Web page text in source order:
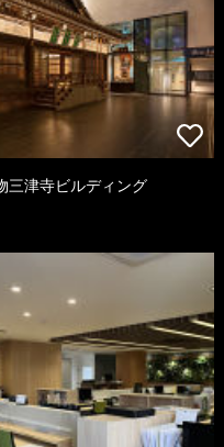
三津寺ビルディング